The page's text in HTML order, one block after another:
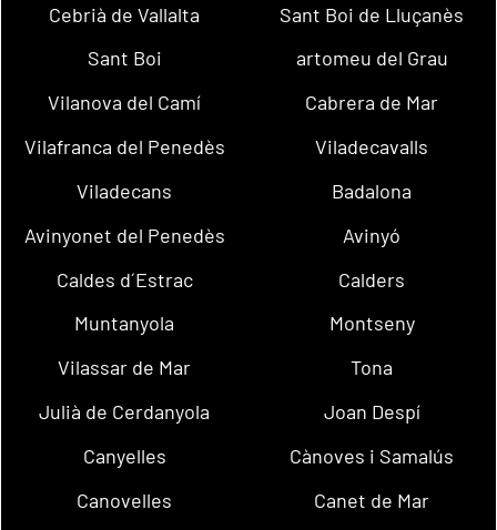
Cebrià de Vallalta
Sant Boi de Lluçanès
Sant Boi
artomeu del Grau
Vilanova del Camí
Cabrera de Mar
Vilafranca del Penedès
Viladecavalls
Viladecans
Badalona
Avinyonet del Penedès
Avinyó
Caldes d´Estrac
Calders
Muntanyola
Montseny
Vilassar de Mar
Tona
Julià de Cerdanyola
Joan Despí
Canyelles
Cànoves i Samalús
Canovelles
Canet de Mar